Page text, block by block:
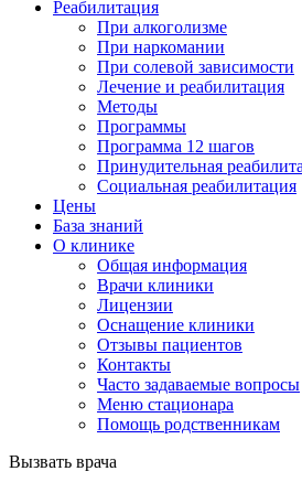
Реабилитация
При алкоголизме
При наркомании
При солевой зависимости
Лечение и реабилитация
Методы
Программы
Программа 12 шагов
Принудительная
Социальная реабилитация
Цены
База знаний
О клинике
Общая информация
Врачи клиники
Лицензии
Оснащение клиники
Отзывы пациентов
Контакты
Часто задаваемые вопросы
Меню стационара
Помощь родственникам
Вызвать врача